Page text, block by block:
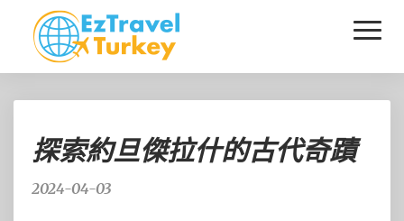
索
約
探索約旦傑拉什的古代奇蹟
2024-04-03